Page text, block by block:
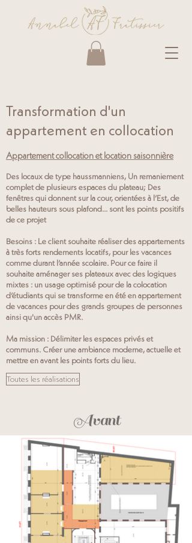
Transformation d'un
appartement en collocation
Appartement collocation et location saisonnière
Des locaux de type haussmanniens, Un remaniement
complet de plusieurs espaces du plateau; Des
fenêtres qui donnent sur la cour, orientées à l’Est, de
belles hauteurs sous plafond... sont les points positifs
de ce projet
Besoins : Le client souhaite réaliser des appartements
à très forts rendements locatifs, pour les vacances
comme durant l’année scolaire. Pour ce faire il
souhaite aménager ses plateaux avec des logiques
mixtes : un usage optimisé pour de la colocation
d’étudiants qui se transforme en été en appartement
de vacances pour des grands groupes de personnes
ainsi qu'un accès PMR.
Ma mission : Délimiter les espaces privés et
communs. Créer une ambiance moderne, actuelle et
mettre en avant les points forts du lieu.
Toutes les réalisations
Avant